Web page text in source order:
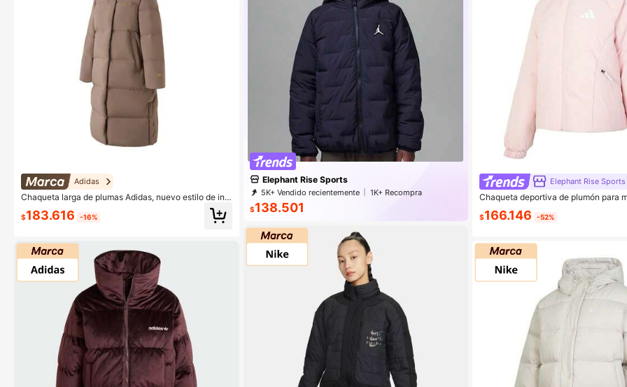
Adidas
Chaqueta larga de plumas Adidas, nuevo estilo de invi
erno 2025 para mujer, con capucha, gruesa, cortavien
tos e impermeable.
$183.616 -16%
Elephant Rise Sports
5K+ Vendido recientemente
1K+ Recompra
9.4K Suscripción
$138.501
Elephant Rise Sports
Chaqueta deportiva de plumón para
$166.146 -52%